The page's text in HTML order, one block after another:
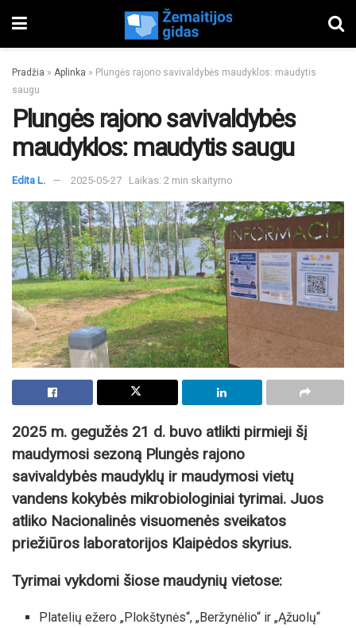
Pradžia » Aplinka » Plungės rajono savivaldybės maudyklos: maudytis
saugu
Plungės rajono savivaldybės
maudyklos: maudytis saugu
Edita L. 2025-05-27 Laikas: 2 min skaitymo
2025 m. gegužės 21 d. buvo atlikti pirmieji šį
maudymosi sezoną Plungės rajono
savivaldybės maudyklų ir maudymosi vietų
vandens kokybės mikrobiologiniai tyrimai. Juos
atliko Nacionalinės visuomenės sveikatos
priežiūros laboratorijos Klaipėdos skyrius.
Tyrimai vykdomi šiose maudynių vietose:
Platelių ežero „Plokštynės“, „Beržynėlio“ ir „Ąžuolų“